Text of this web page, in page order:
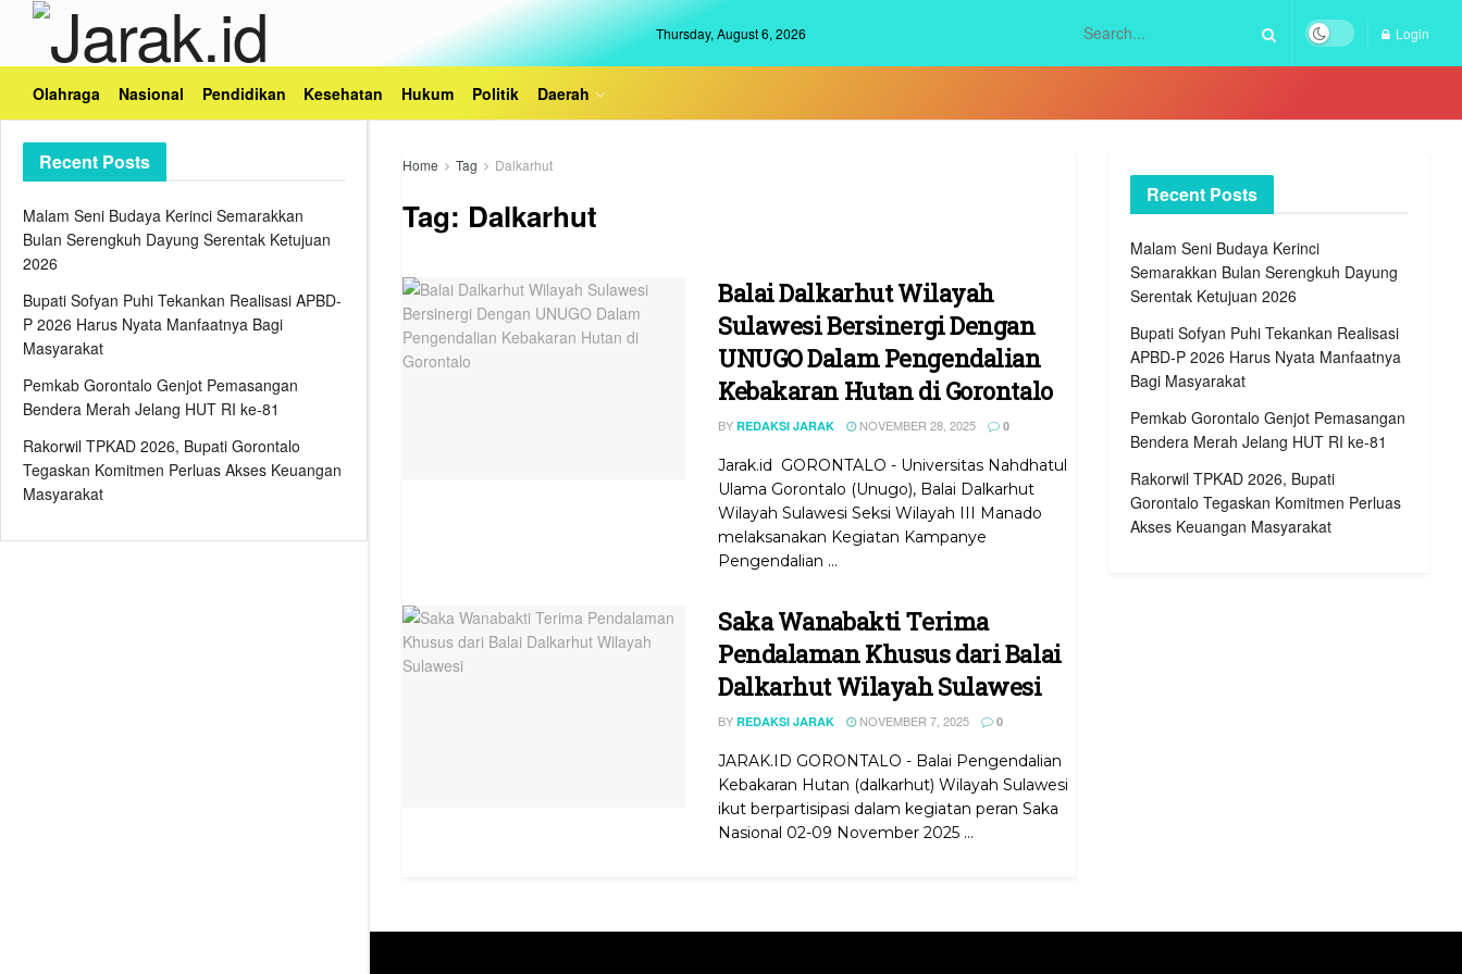
Recent Posts
Malam Seni Budaya Kerinci Semarakkan
Bulan Serengkuh Dayung Serentak Ketujuan
2026
Bupati Sofyan Puhi Tekankan Realisasi APBD-
P 2026 Harus Nyata Manfaatnya Bagi
Masyarakat
Pemkab Gorontalo Genjot Pemasangan
Bendera Merah Jelang HUT RI ke-81
Rakorwil TPKAD 2026, Bupati Gorontalo
Tegaskan Komitmen Perluas Akses Keuangan
Masyarakat
Thursday, August 6, 2026 Login
Olahraga Nasional Pendidikan Kesehatan Hukum Politik Daerah
Home Tag Dalkarhut
Tag: Dalkarhut
Balai Dalkarhut Wilayah
Sulawesi Bersinergi Dengan
UNUGO Dalam Pengendalian
Kebakaran Hutan di Gorontalo
BY REDAKSI JARAK NOVEMBER 28, 2025 0
Jarak.id GORONTALO - Universitas Nahdhatul
Ulama Gorontalo (Unugo), Balai Dalkarhut
Wilayah Sulawesi Seksi Wilayah III Manado
melaksanakan Kegiatan Kampanye
Pengendalian ...
Saka Wanabakti Terima
Pendalaman Khusus dari Balai
Dalkarhut Wilayah Sulawesi
BY REDAKSI JARAK NOVEMBER 7, 2025 0
JARAK.ID GORONTALO - Balai Pengendalian
Kebakaran Hutan (dalkarhut) Wilayah Sulawesi
ikut berpartisipasi dalam kegiatan peran Saka
Nasional 02-09 November 2025 ...
Recent Posts
Malam Seni Budaya Kerinci
Semarakkan Bulan Serengkuh Dayung
Serentak Ketujuan 2026
Bupati Sofyan Puhi Tekankan Realisasi
APBD-P 2026 Harus Nyata Manfaatnya
Bagi Masyarakat
Pemkab Gorontalo Genjot Pemasangan
Bendera Merah Jelang HUT RI ke-81
Rakorwil TPKAD 2026, Bupati
Gorontalo Tegaskan Komitmen Perluas
Akses Keuangan Masyarakat